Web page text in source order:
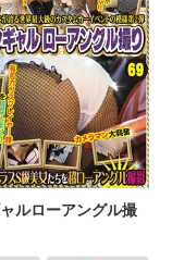
ルローアングル撮